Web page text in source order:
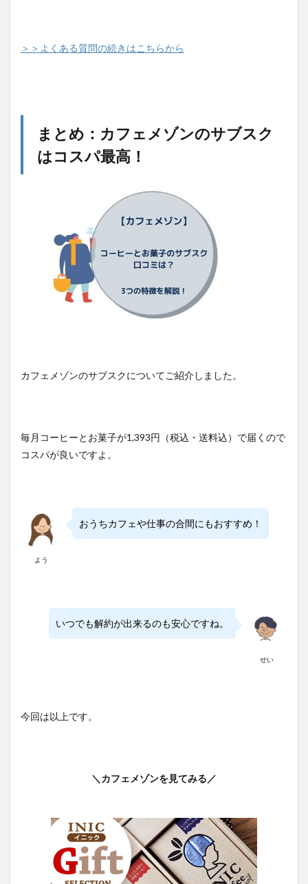
＞＞よくある質問の続きはこちらから
まとめ：カフェメゾンのサブスク
はコスパ最高！
カフェメゾンのサブスクについてご紹介しました。
毎月コーヒーとお菓子が1,393円（税込・送料込）で届くので
コスパが良いですよ。
よう
おうちカフェや仕事の合間にもおすすめ！
せい
いつでも解約が出来るのも安心ですね。
今回は以上です。
＼カフェメゾンを見てみる／